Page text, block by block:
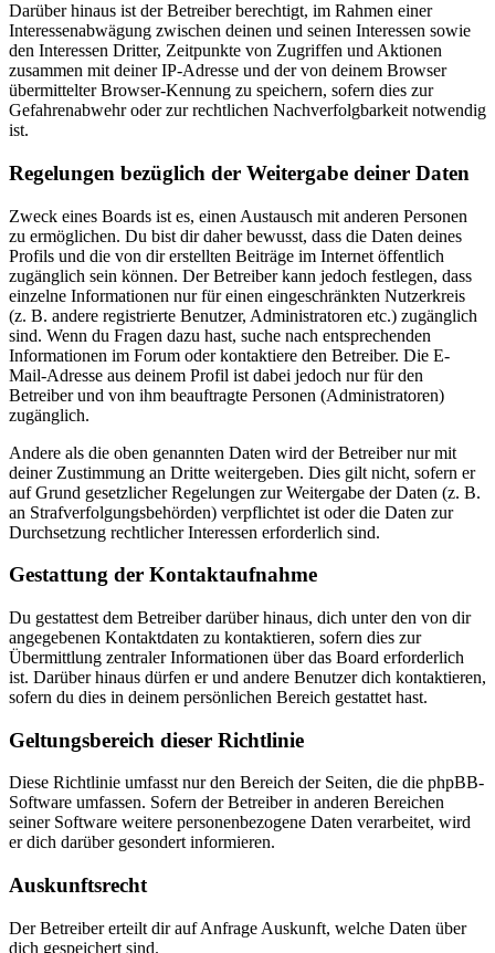
Darüber hinaus ist der Betreiber berechtigt, im Rahmen einer
Interessenabwägung zwischen deinen und seinen Interessen sowie
den Interessen Dritter, Zeitpunkte von Zugriffen und Aktionen
zusammen mit deiner IP-Adresse und der von deinem Browser
übermittelter Browser-Kennung zu speichern, sofern dies zur
Gefahrenabwehr oder zur rechtlichen Nachverfolgbarkeit notwendig
ist.
Regelungen bezüglich der Weitergabe deiner Daten
Zweck eines Boards ist es, einen Austausch mit anderen Personen
zu ermöglichen. Du bist dir daher bewusst, dass die Daten deines
Profils und die von dir erstellten Beiträge im Internet öffentlich
zugänglich sein können. Der Betreiber kann jedoch festlegen, dass
einzelne Informationen nur für einen eingeschränkten Nutzerkreis
(z. B. andere registrierte Benutzer, Administratoren etc.) zugänglich
sind. Wenn du Fragen dazu hast, suche nach entsprechenden
Informationen im Forum oder kontaktiere den Betreiber. Die E-
Mail-Adresse aus deinem Profil ist dabei jedoch nur für den
Betreiber und von ihm beauftragte Personen (Administratoren)
zugänglich.
Andere als die oben genannten Daten wird der Betreiber nur mit
deiner Zustimmung an Dritte weitergeben. Dies gilt nicht, sofern er
auf Grund gesetzlicher Regelungen zur Weitergabe der Daten (z. B.
an Strafverfolgungsbehörden) verpflichtet ist oder die Daten zur
Durchsetzung rechtlicher Interessen erforderlich sind.
Gestattung der Kontaktaufnahme
Du gestattest dem Betreiber darüber hinaus, dich unter den von dir
angegebenen Kontaktdaten zu kontaktieren, sofern dies zur
Übermittlung zentraler Informationen über das Board erforderlich
ist. Darüber hinaus dürfen er und andere Benutzer dich kontaktieren,
sofern du dies in deinem persönlichen Bereich gestattet hast.
Geltungsbereich dieser Richtlinie
Diese Richtlinie umfasst nur den Bereich der Seiten, die die phpBB-
Software umfassen. Sofern der Betreiber in anderen Bereichen
seiner Software weitere personenbezogene Daten verarbeitet, wird
er dich darüber gesondert informieren.
Auskunftsrecht
Der Betreiber erteilt dir auf Anfrage Auskunft, welche Daten über
dich gespeichert sind.